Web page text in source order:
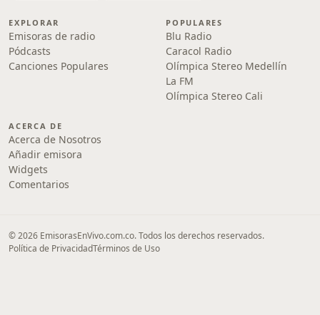
EXPLORAR
Emisoras de radio
Pódcasts
Canciones Populares
POPULARES
Blu Radio
Caracol Radio
Olímpica Stereo Medellín
La FM
Olímpica Stereo Cali
ACERCA DE
Acerca de Nosotros
Añadir emisora
Widgets
Comentarios
© 2026 EmisorasEnVivo.com.co. Todos los derechos reservados.
Política de PrivacidadTérminos de Uso